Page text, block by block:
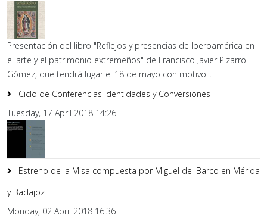
Presentación del libro "Reflejos y presencias de Iberoamérica en
el arte y el patrimonio extremeños" de Francisco Javier Pizarro
Gómez, que tendrá lugar el 18 de mayo con motivo...
Ciclo de Conferencias Identidades y Conversiones
Tuesday, 17 April 2018 14:26
Estreno de la Misa compuesta por Miguel del Barco en Mérida
y Badajoz
Monday, 02 April 2018 16:36